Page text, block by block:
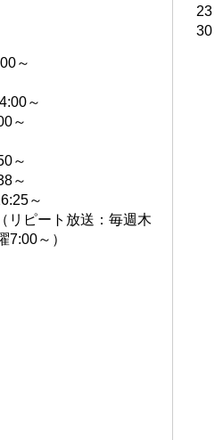
～
～
～
～
～
～
リピート放送：毎週木
7:00～）
23
30